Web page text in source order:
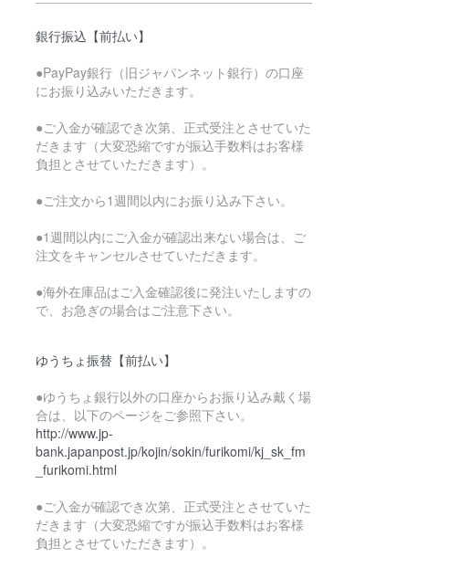
銀行振込【前払い】
●PayPay銀行（旧ジャパンネット銀行）の口座
にお振り込みいただきます。
●ご入金が確認でき次第、正式受注とさせていた
だきます（大変恐縮ですが振込手数料はお客様
負担とさせていただきます）。
●ご注文から1週間以内にお振り込み下さい。
●1週間以内にご入金が確認出来ない場合は、ご
注文をキャンセルさせていただきます。
●海外在庫品はご入金確認後に発注いたしますの
で、お急ぎの場合はご注意下さい。
ゆうちょ振替【前払い】
●ゆうちょ銀行以外の口座からお振り込み戴く場
合は、以下のページをご参照下さい。
http://www.jp-
bank.japanpost.jp/kojin/sokin/furikomi/kj_sk_fm
_furikomi.html
●ご入金が確認でき次第、正式受注とさせていた
だきます（大変恐縮ですが振込手数料はお客様
負担とさせていただきます）。